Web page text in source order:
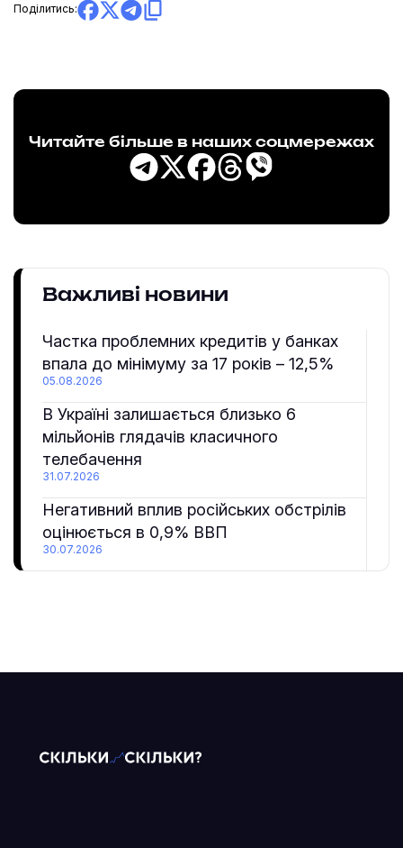
Поділитись:
Читайте більше в наших соцмережах
Важливі новини
Частка проблемних кредитів у банках
впала до мінімуму за 17 років – 12,5%
05.08.2026
В Україні залишається близько 6
мільйонів глядачів класичного
телебачення
31.07.2026
Негативний вплив російських обстрілів
оцінюється в 0,9% ВВП
30.07.2026